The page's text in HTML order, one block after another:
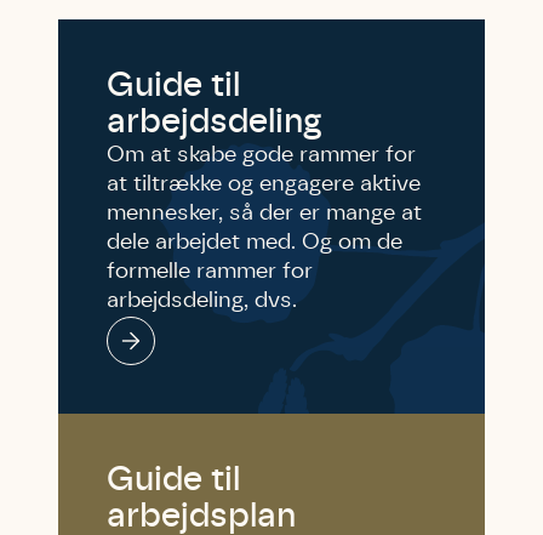
Guide til
arbejdsdeling
Om at skabe gode rammer for
at tiltrække og engagere aktive
mennesker, så der er mange at
dele arbejdet med. Og om de
formelle rammer for
arbejdsdeling, dvs.
tegningsreglerne i vedtægter og
forretningsordener.
Guide til
arbejdsplan